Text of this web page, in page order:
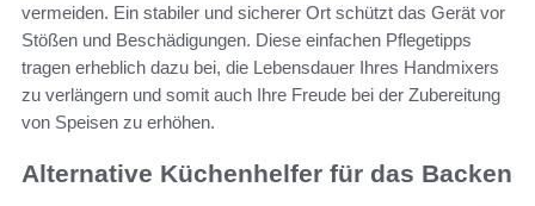
vermeiden. Ein stabiler und sicherer Ort schützt das Gerät vor
Stößen und Beschädigungen. Diese einfachen Pflegetipps
tragen erheblich dazu bei, die Lebensdauer Ihres Handmixers
zu verlängern und somit auch Ihre Freude bei der Zubereitung
von Speisen zu erhöhen.
Alternative Küchenhelfer für das Backen